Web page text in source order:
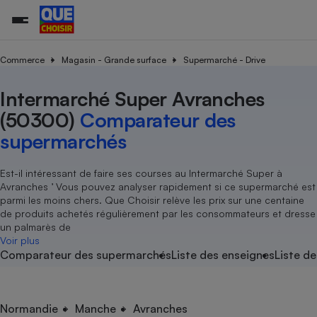
Commerce Magasin - Grande surface Supermarché - Drive
Intermarché Super Avranches
(50300) Comparateur des
supermarchés
Est-il intéressant de faire ses courses au Intermarché Super à
Avranches ’ Vous pouvez analyser rapidement si ce supermarché est
parmi les moins chers. Que Choisir relève les prix sur une centaine
de produits achetés régulièrement par les consommateurs et dresse
un palmarès de
Voir plus
Comparateur des supermarchésListe des enseignesListe
Normandie Manche Avranches
Additifs
Agriculture
Produit alimentaire
Achat - Vente - Location
Carburant
Magasin - Grande surface
Marketing - Fidélisation
Organismes de défense
Système judiciaire
Air
Eau
Achat - Vente - Travaux
Location
Sport
Vacances - Tourisme
électrique
Démarche administrative
Senior
Service marchand
Train
Transport aérien
Toutes les actualités
Enquêtes
Guides d'achat
Conseils
Brèves
Tous les services
Soumettre un litige
Lettres types
Rencontrer une association locale
Tous nos combats
Nos actions
Nos grandes victoires
Les billets de la présidente
Nos associations locales
Nous rejoindre
En savoir plus sur Que Choisir Ensemble
?
L’association
Nos missions
Notre méthodologie
Notre financement
Nos partenaires
Nous rejoindre